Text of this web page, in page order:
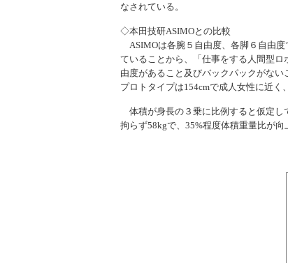
なされている。
◇本田技研ASIMOとの比較
ASIMOは各腕５自由度、各脚６自由度
ていることから、「仕事をする人間型
由度があること及びバックパックがな
プロトタイプは154cmで成人女性に近く
体積が身長の３乗に比例すると仮定し
拘らず58kgで、35%程度体積重量比が向